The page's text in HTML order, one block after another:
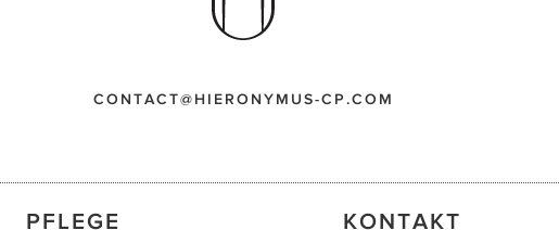
CONTACT@HIERONYMUS-CP.COM
PFLEGE KONTAKT